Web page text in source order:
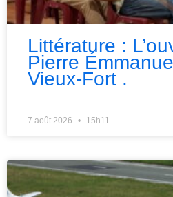
Littérature :
Pierre
Vieux-Fort .
7 août 2026 15h11